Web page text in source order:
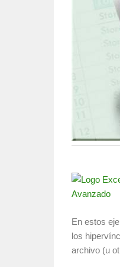
En estos
los
archivo (u